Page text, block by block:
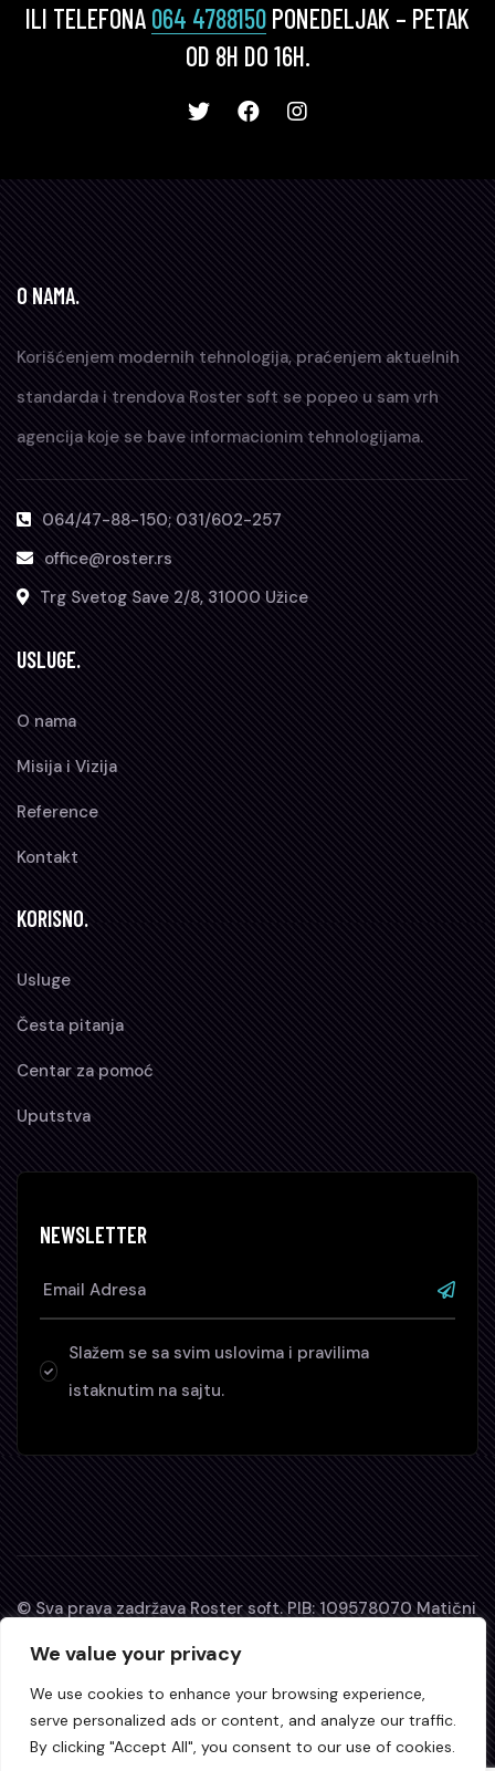
We value your privacy
We use cookies to enhance your browsing experience,
serve personalized ads or content, and analyze our traffic.
By clicking "Accept All", you consent to our use of cookies.
ILI TELEFONA 064 4788150 PONEDELJAK – PETAK
OD 8H DO 16H.
O NAMA.
Korišćenjem modernih tehnologija, praćenjem aktuelnih
standarda i trendova Roster soft se popeo u sam vrh
agencija koje se bave informacionim tehnologijama.
064/47-88-150; 031/602-257
office@roster.rs
Trg Svetog Save 2/8, 31000 Užice
USLUGE.
O nama
Misija i Vizija
Reference
Kontakt
KORISNO.
Usluge
Česta pitanja
Centar za pomoć
Uputstva
NEWSLETTER
Slažem se sa svim uslovima i pravilima
istaknutim na sajtu.
© Sva prava zadržava Roster soft. PIB: 109578070 Matični
broj: 64277880. D-U-N-S® broj: 680649429
Zabranjeno je svako kopiranje, preuzimanje i distribucija
svih materijala koji se nalaze na sajtu bez izričite
saglasnosti Autora.